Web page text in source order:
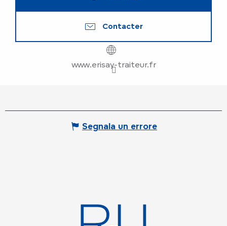
Contacter
www.erisay-traiteur.fr
Segnala un errore